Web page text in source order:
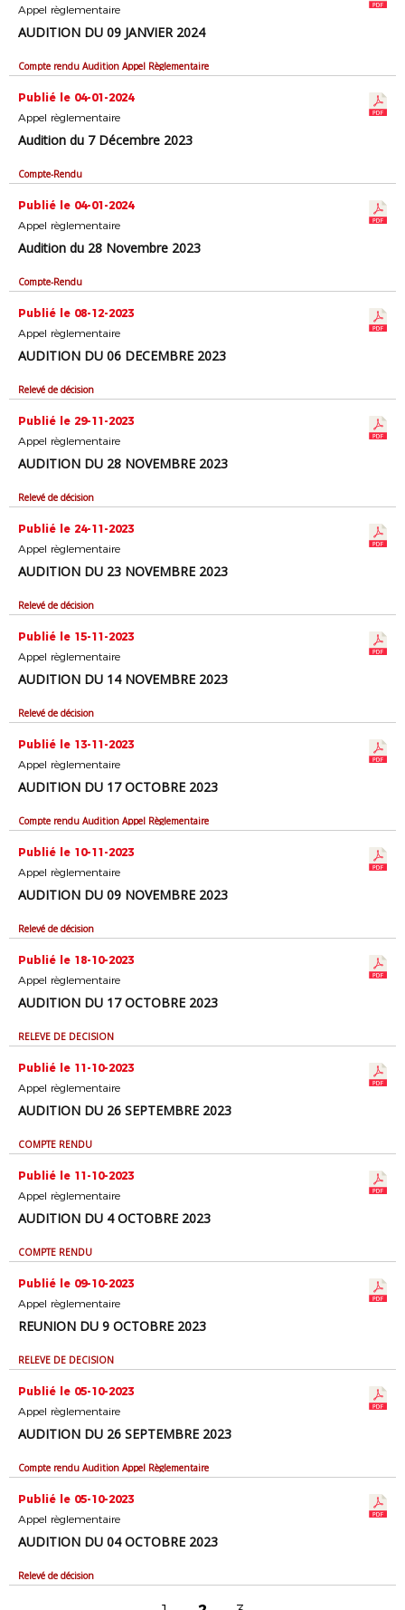
Appel règlementaire
AUDITION DU 09 JANVIER 2024
Compte rendu Audition Appel Règlementaire
Publié le 04-01-2024
Appel règlementaire
Audition du 7 Décembre 2023
Compte-Rendu
Publié le 04-01-2024
Appel règlementaire
Audition du 28 Novembre 2023
Compte-Rendu
Publié le 08-12-2023
Appel règlementaire
AUDITION DU 06 DECEMBRE 2023
Relevé de décision
Publié le 29-11-2023
Appel règlementaire
AUDITION DU 28 NOVEMBRE 2023
Relevé de décision
Publié le 24-11-2023
Appel règlementaire
AUDITION DU 23 NOVEMBRE 2023
Relevé de décision
Publié le 15-11-2023
Appel règlementaire
AUDITION DU 14 NOVEMBRE 2023
Relevé de décision
Publié le 13-11-2023
Appel règlementaire
AUDITION DU 17 OCTOBRE 2023
Compte rendu Audition Appel Règlementaire
Publié le 10-11-2023
Appel règlementaire
AUDITION DU 09 NOVEMBRE 2023
Relevé de décision
Publié le 18-10-2023
Appel règlementaire
AUDITION DU 17 OCTOBRE 2023
RELEVE DE DECISION
Publié le 11-10-2023
Appel règlementaire
AUDITION DU 26 SEPTEMBRE 2023
COMPTE RENDU
Publié le 11-10-2023
Appel règlementaire
AUDITION DU 4 OCTOBRE 2023
COMPTE RENDU
Publié le 09-10-2023
Appel règlementaire
REUNION DU 9 OCTOBRE 2023
RELEVE DE DECISION
Publié le 05-10-2023
Appel règlementaire
AUDITION DU 26 SEPTEMBRE 2023
Compte rendu Audition Appel Règlementaire
Publié le 05-10-2023
Appel règlementaire
AUDITION DU 04 OCTOBRE 2023
Relevé de décision